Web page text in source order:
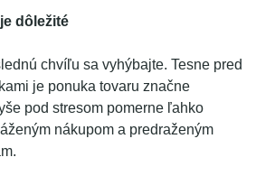
dôležité
chvíľu sa vyhýbajte. Tesne pred
je ponuka tovaru značne
pod stresom pomerne ľahko
nákupom a predraženým